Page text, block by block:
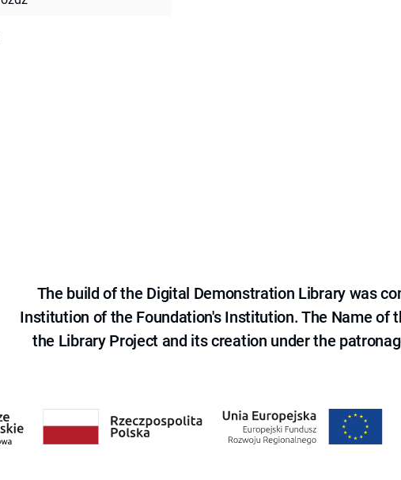
The build of the Digital Demonstration Library was
Institution of the Foundation's Institution. The Name of
the Library Project and its creation under the